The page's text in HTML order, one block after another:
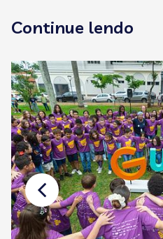
Continue lendo